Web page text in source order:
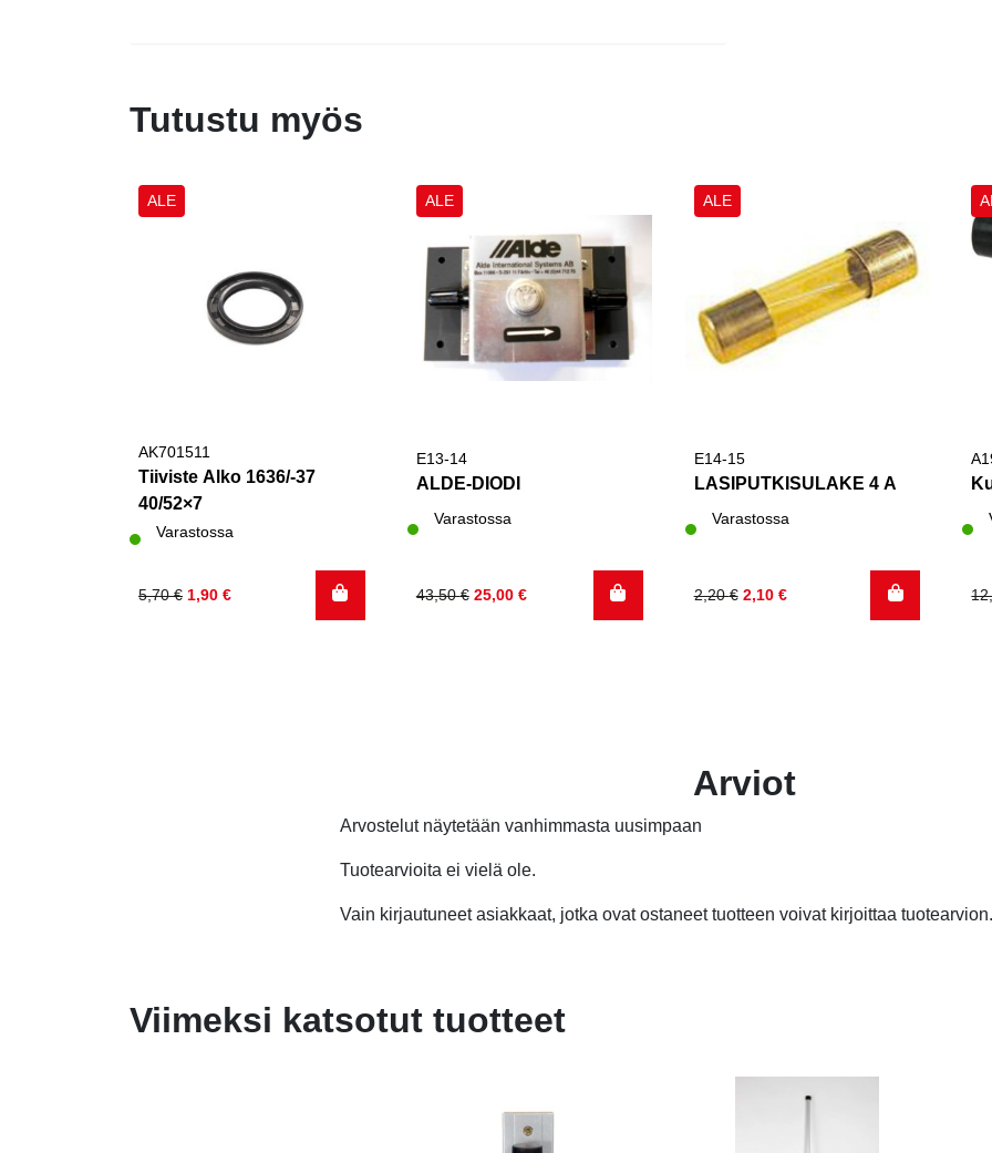
Tutustu myös
ALE
AK701511
Tiiviste Alko 1636/-37
40/52×7
Varastossa
5,70€
Alkuperäinen
1,90 €
Nykyinen
ALE
E13-14
ALDE-DIODI
Varastossa
43,50€
Alkuperäinen
25,00 €
Nykyinen
ALE
E14-15
LASIPUTKISULAKE 4 A
Varastossa
2,20€
Alkuperäinen
2,10 €
Nykyinen
Arviot
Arvostelut näytetään vanhimmasta uusimpaan
Tuotearvioita ei vielä ole.
Vain kirjautuneet asiakkaat, jotka ovat ostaneet tuotteen voivat kirjoittaa tuotearvion.
Viimeksi katsotut tuotteet